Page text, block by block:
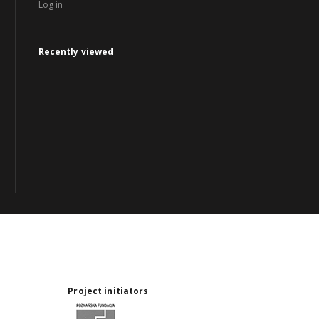
Log in
Recently viewed
Project initiators